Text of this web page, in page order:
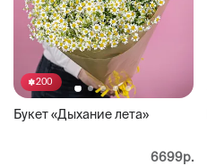
200
Букет «Дыхание лета»
6699р.